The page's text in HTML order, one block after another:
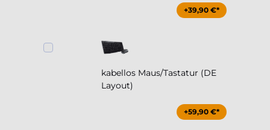
+39,90 €*
kabellos Maus/Tastatur (DE
Layout)
+59,90 €*